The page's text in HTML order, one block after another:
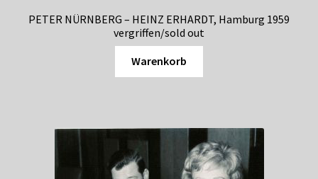
PETER NÜRNBERG – HEINZ ERHARDT, Hamburg 1959
vergriffen/sold out
Warenkorb